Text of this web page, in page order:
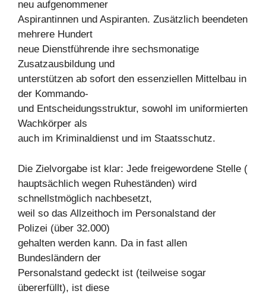
neu aufgenommener
Aspirantinnen und Aspiranten. Zusätzlich beendeten
mehrere Hundert
neue Dienstführende ihre sechsmonatige
Zusatzausbildung und
unterstützen ab sofort den essenziellen Mittelbau in
der Kommando-
und Entscheidungsstruktur, sowohl im uniformierten
Wachkörper als
auch im Kriminaldienst und im Staatsschutz.
Die Zielvorgabe ist klar: Jede freigewordene Stelle (
hauptsächlich wegen Ruheständen) wird
schnellstmöglich nachbesetzt,
weil so das Allzeithoch im Personalstand der
Polizei (über 32.000)
gehalten werden kann. Da in fast allen
Bundesländern der
Personalstand gedeckt ist (teilweise sogar
übererfüllt), ist diese